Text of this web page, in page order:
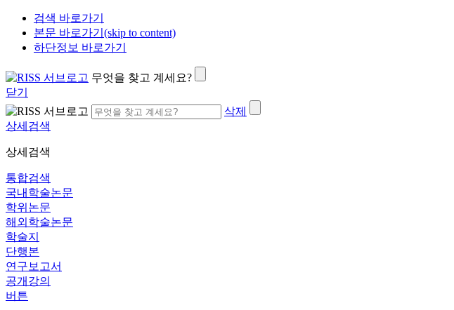
검색 바로가기
본문 바로가기(skip to content)
하단정보 바로가기
무엇을 찾고 계세요?
닫기
삭제
상세검색
상세검색
통합검색
국내학술논문
학위논문
해외학술논문
학술지
단행본
연구보고서
공개강의
버튼